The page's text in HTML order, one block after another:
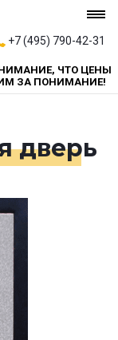
+7 (495) 790-42-31
ЧТО ЦЕНЫ
ЗА ПОНИМАНИЕ!
дверь